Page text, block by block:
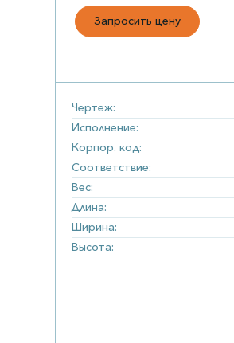
Запросить цену
Чертеж:
Исполнение:
Корпор. код:
Соответствие:
Вес:
Длина:
Ширина:
Высота: